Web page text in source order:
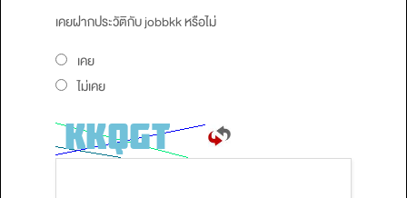
เคยฝากประวัติกับ jobbkk หรือไม่
เคย
ไม่เคย